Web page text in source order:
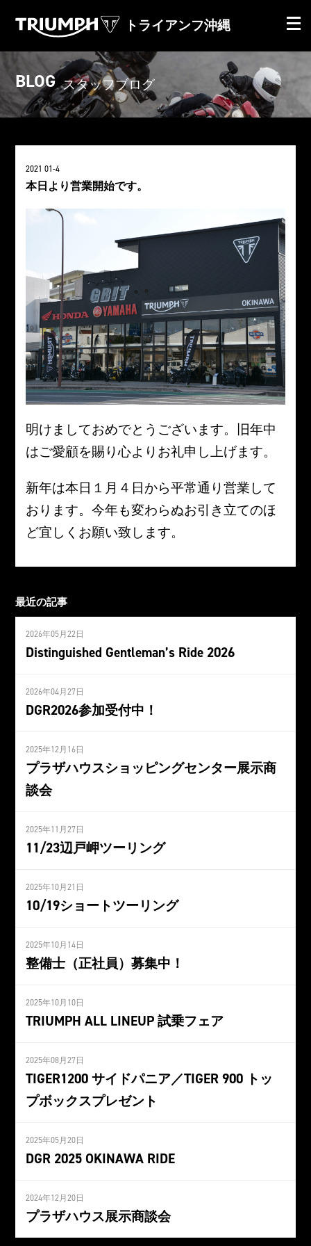
トライアンフ沖縄
BLOG スタッフブログ
2021 01-4
本日より営業開始です。
明けましておめでとうございます。旧年中
はご愛顧を賜り心よりお礼申し上げます。
新年は本日１月４日から平常通り営業して
おります。今年も変わらぬお引き立てのほ
ど宜しくお願い致します。
最近の記事
2026年05月22日
Distinguished Gentleman’s Ride 2026
2026年04月27日
DGR2026参加受付中！
2025年12月16日
プラザハウスショッピングセンター展示商
談会
2025年11月27日
11/23辺戸岬ツーリング
2025年10月21日
10/19ショートツーリング
2025年10月14日
整備士（正社員）募集中！
2025年10月10日
TRIUMPH ALL LINEUP 試乗フェア
2025年08月27日
TIGER1200 サイドパニア／TIGER 900 トッ
プボックスプレゼント
2025年05月20日
DGR 2025 OKINAWA RIDE
2024年12月20日
プラザハウス展示商談会